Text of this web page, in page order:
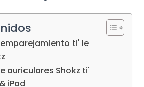
ti' le
auriculares Shokz ti'
iPad